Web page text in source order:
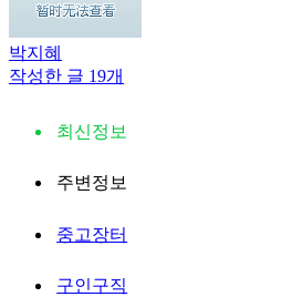
박지혜
작성한 글 19개
최신정보
주변정보
중고장터
구인구직